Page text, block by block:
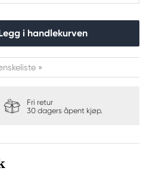
i handlekurven
»
Fri retur
30 dagers åpent kjøp.